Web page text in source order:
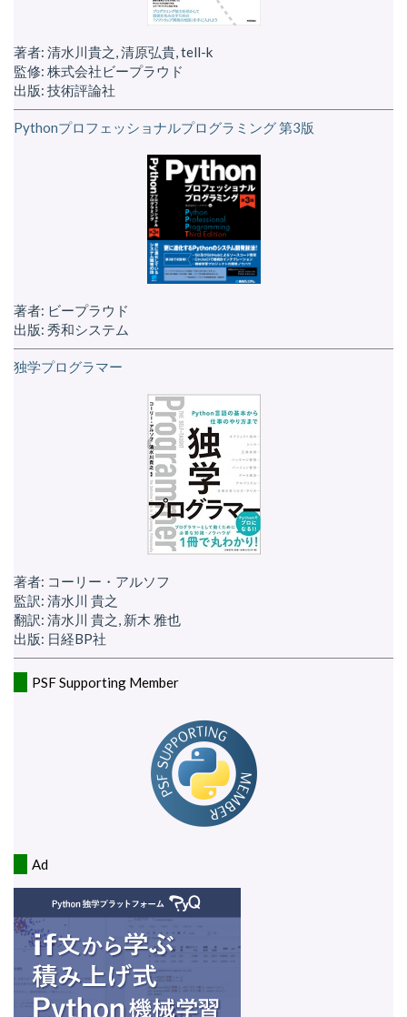
著者: 清水川貴之, 清原弘貴, tell-k
監修: 株式会社ビープラウド
出版: 技術評論社
Pythonプロフェッショナルプログラミング 第3版
著者: ビープラウド
出版: 秀和システム
独学プログラマー
著者: コーリー・アルソフ
監訳: 清水川 貴之
翻訳: 清水川 貴之, 新木 雅也
出版: 日経BP社
PSF Supporting Member
Ad